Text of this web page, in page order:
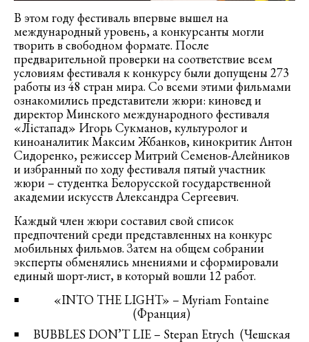
В этом году фестиваль впервые вышел на
международный уровень, а конкурсанты могли
творить в свободном формате. После
предварительной проверки на соответствие всем
условиям фестиваля к конкурсу были допущены 273
работы из 48 стран мира. Со всеми этими фильмами
ознакомились представители жюри: киновед и
директор Минского международного фестиваля
«Лiстапад» Игорь Сукманов, культуролог и
киноаналитик Максим Жбанков, кинокритик Антон
Сидоренко, режиссер Митрий Семенов-Алейников
и избранный по ходу фестиваля пятый участник
жюри – студентка Белорусской государственной
академии искусств Александра Сергеевич.
Каждый член жюри составил свой список
предпочтений среди представленных на конкурс
мобильных фильмов. Затем на общем собрании
эксперты обменялись мнениями и сформировали
единый шорт-лист, в который вошли 12 работ.
«INTO THE LIGHT» – Myriam Fontaine
(Франция)
BUBBLES DON’T LIE – Stepan Etrych (Чешская